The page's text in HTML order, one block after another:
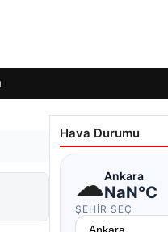
Hava Durumu
☁Ankara
NaN°C
ŞEHIR SEÇ